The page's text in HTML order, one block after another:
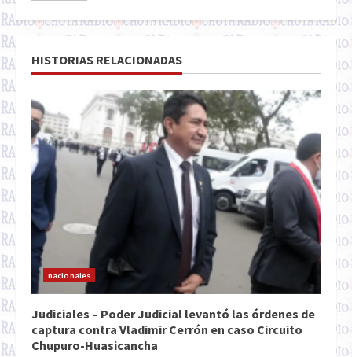
HISTORIAS RELACIONADAS
nacionales
Judiciales – Poder Judicial levantó las órdenes de
captura contra Vladimir Cerrón en caso Circuito
Chupuro-Huasicancha